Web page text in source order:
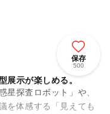
保存
500
展示が楽しめる。
星探査ロボット」や、
を体感する「見えても